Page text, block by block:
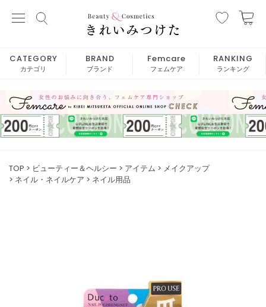
CATEGORY
カテゴリ
BRAND
ブランド
Femcare
フェムケア
RANKING
ランキング
TOP ビューティー＆ヘルシー アイテム
メイクアップ
ネイル・ネイルケア
ネイル用品